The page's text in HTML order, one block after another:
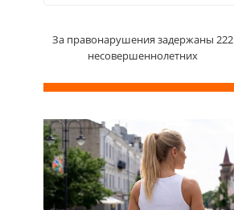
За правонарушения задержаны 222
несовершеннолетних